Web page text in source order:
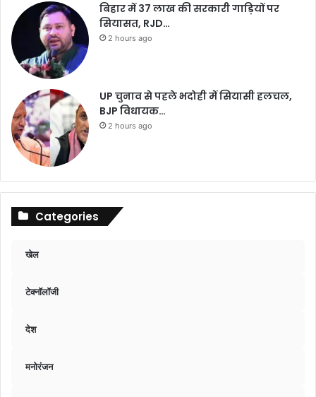
बिहार में 37 लाख की सरकारी गाड़ियों पर
सियासत, RJD…
2 hours ago
UP चुनाव से पहले भदोही में सियासी हलचल,
BJP विधायक…
2 hours ago
Categories
खेल
टेक्नॉलॉजी
देश
मनोरंजन